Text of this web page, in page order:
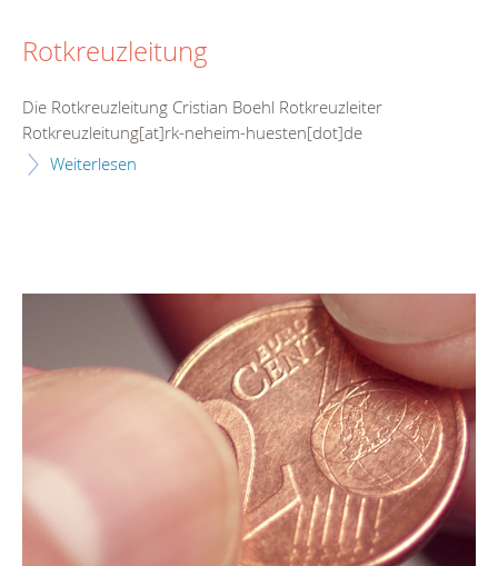
Rotkreuzleitung
Die Rotkreuzleitung Cristian Boehl Rotkreuzleiter
Rotkreuzleitung[at]rk-neheim-huesten[dot]de
Weiterlesen